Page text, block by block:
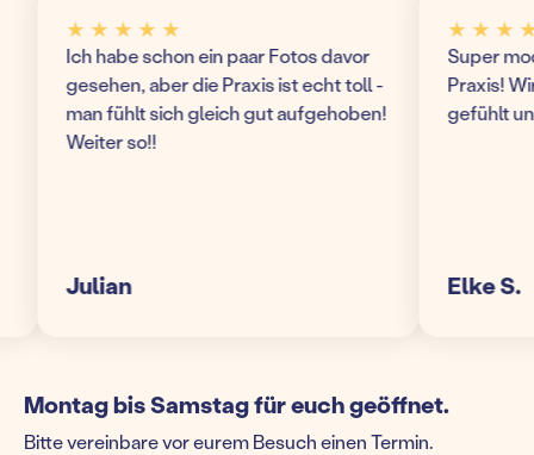
★ ★ ★ ★ ★
Ich habe schon ein paar Fotos davor
gesehen, aber die Praxis ist echt toll -
man fühlt sich gleich gut aufgehoben!
Weiter so!!
Julian
★ ★ ★ ★ ★
Super modern
Praxis! Wir
gefühlt und
Elke S.
Montag bis Samstag für euch geöffnet.
Bitte vereinbare vor eurem Besuch einen Termin.